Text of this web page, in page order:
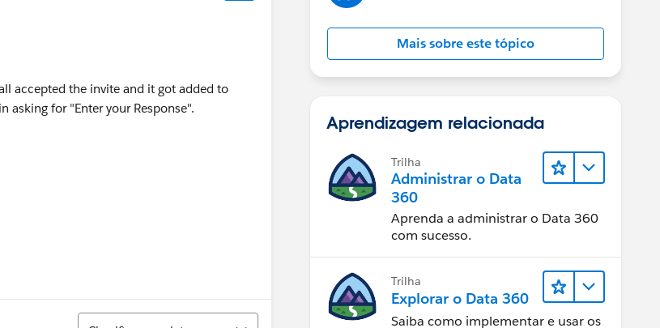
accepted the invite and it got added to
asking for "Enter your Response".
Classificar
Mais sobre este tópico
Aprendizagem relacionada
Trilha
Administrar o Data
360
Aprenda a administrar o Data 360
com sucesso.
Trilha
Explorar o Data 360
Saiba como implementar e usar os